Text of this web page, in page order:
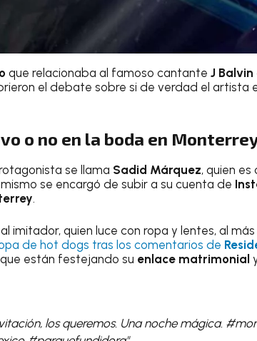
que relacionaba al famoso cantante J Balvin
el debate sobre si de verdad el artista
o no en la boda en
se llama Sadid Márquez, quien
se encargó de subir a su cuenta de
.
imitador, quien luce con ropa y lentes, al
de hot dogs tras los comentarios de
que están festejando su enlace matrimonial
los queremos. Una noche mágica.